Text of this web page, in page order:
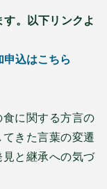
。以下リンクよ
申込はこちら
に関する方言の
きた言葉の変遷
と継承への気づ